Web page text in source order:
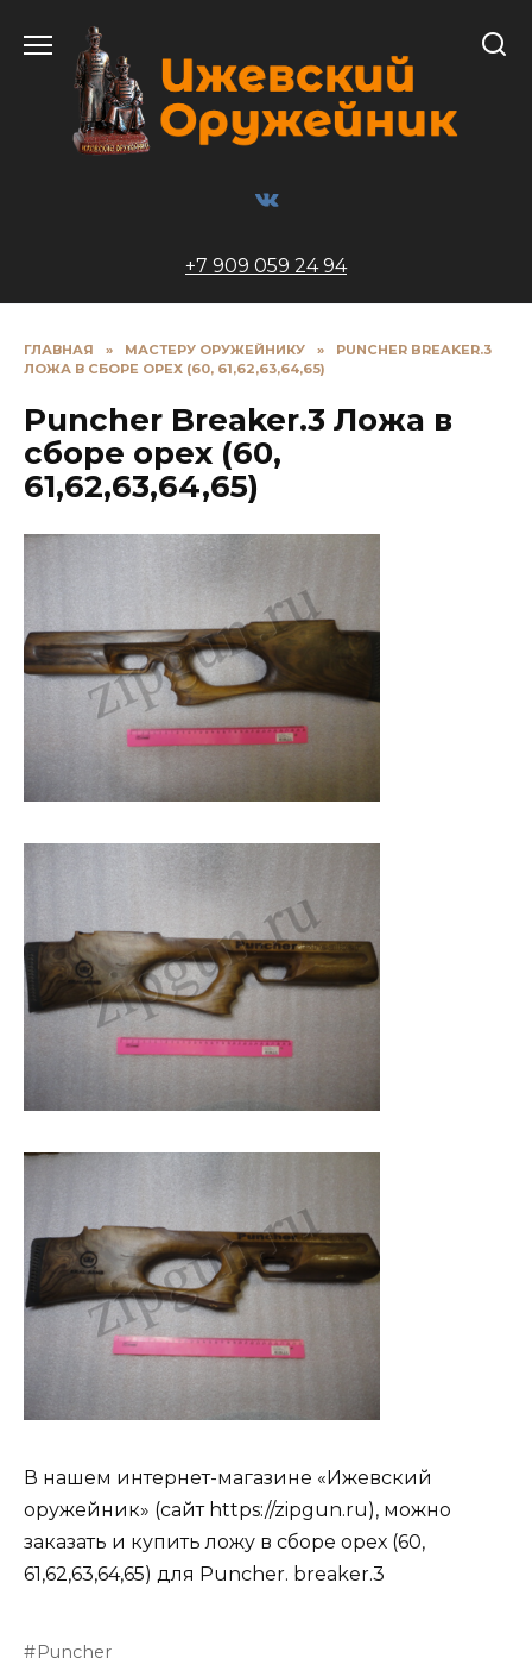
содержанию
+7 909 059 24 94
ГЛАВНАЯ » МАСТЕРУ ОРУЖЕЙНИКУ »
PUNCHER BREAKER.3
ЛОЖА В СБОРЕ ОРЕХ (60, 61,62,63,64,65)
Puncher Breaker.3 Ложа в
сборе орех (60,
61,62,63,64,65)
В нашем интернет-магазине «Ижевский
оружейник» (сайт https://zipgun.ru), можно
заказать и купить ложу в сборе орех (60,
61,62,63,64,65) для Puncher. breaker.3
Puncher